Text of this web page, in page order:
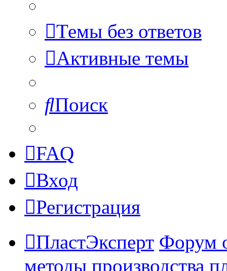
Темы без ответов
Активные темы
Поиск
FAQ
Вход
Регистрация
ПластЭксперт Форум
методы производства